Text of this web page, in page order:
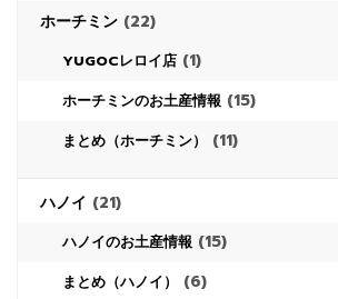
ホーチミン (22)
YUGOCレロイ店 (1)
ホーチミンのお土産情報 (15)
まとめ（ホーチミン） (11)
ハノイ (21)
ハノイのお土産情報 (15)
まとめ（ハノイ） (6)